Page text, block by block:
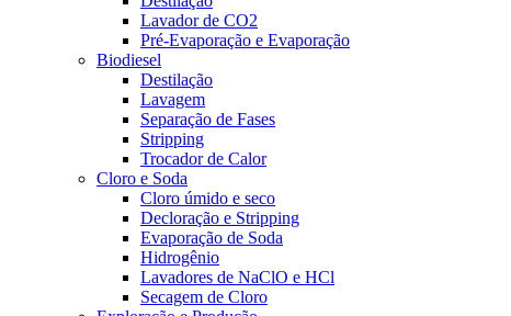
Lavador de CO2
Pré-Evaporação e Evaporação
Biodiesel
Destilação
Lavagem
Separação de Fases
Stripping
Trocador de Calor
Cloro e Soda
Cloro úmido e seco
Decloração e Stripping
Evaporação de Soda
Hidrogênio
Lavadores de NaClO e HCl
Secagem de Cloro